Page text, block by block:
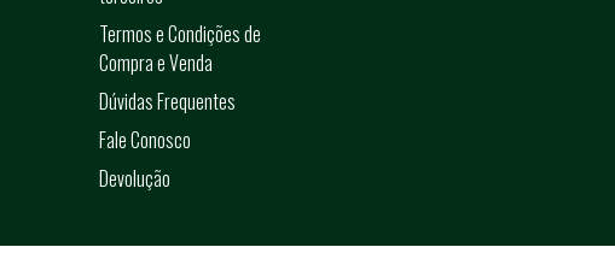
Termos e Condições de
Compra e Venda
Dúvidas Frequentes
Fale Conosco
Devolução